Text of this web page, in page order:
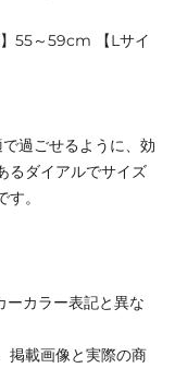
55～59cm 【Lサイ
過ごせるように、効
るダイアルでサイズ
。
カラー表記と異な
掲載画像と実際の商